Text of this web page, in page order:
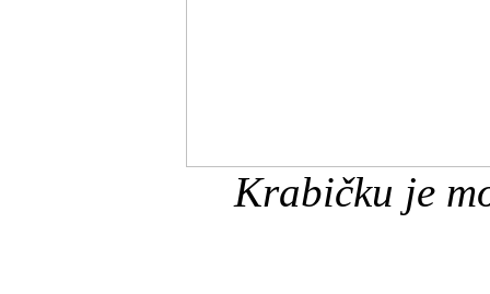
Krabičku je